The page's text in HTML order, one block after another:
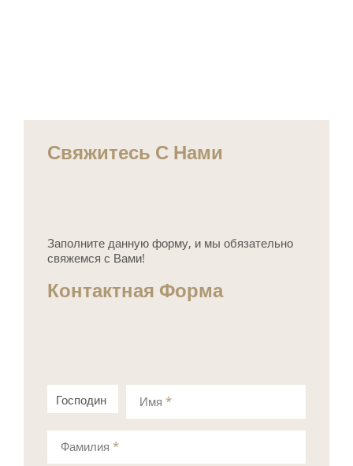
Свяжитесь С Нами
Заполните данную форму, и мы обязательно
свяжемся с Вами!
Контактная Форма
Господин Госпожа
Имя *
Фамилия *